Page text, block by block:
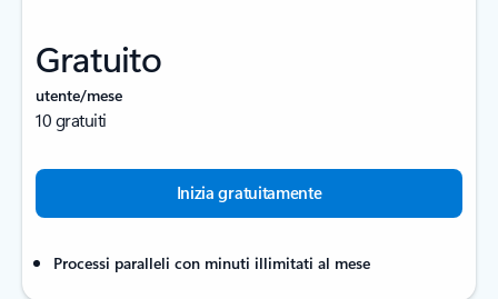
Gratuito
utente/mese
10 gratuiti
Inizia gratuitamente
Processi paralleli con minuti illimitati al mese